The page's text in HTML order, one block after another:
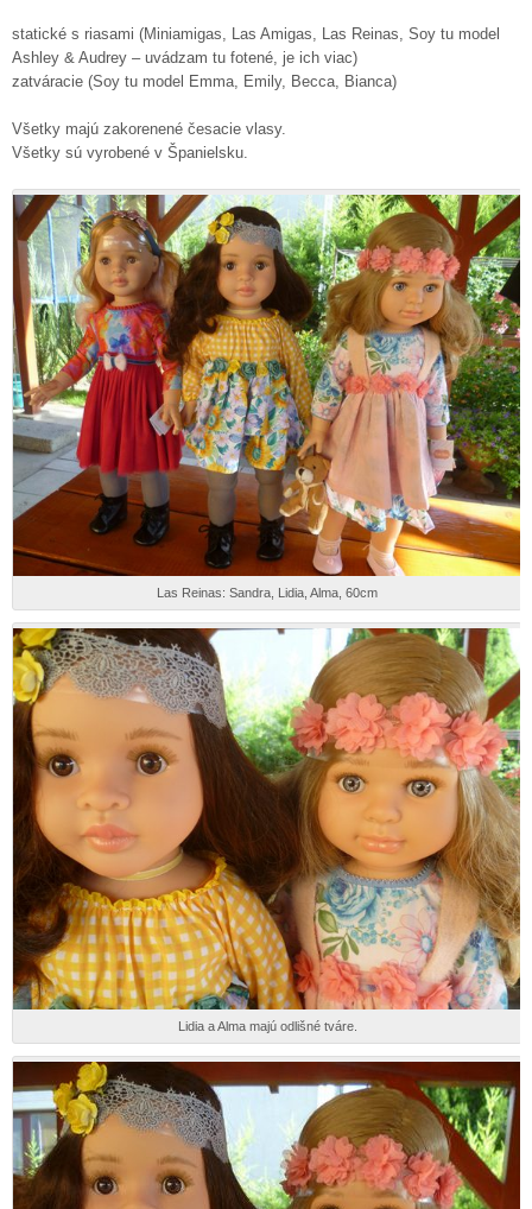
statické s riasami (Miniamigas, Las Amigas, Las Reinas, Soy tu model
Ashley & Audrey – uvádzam tu fotené, je ich viac)
zatváracie (Soy tu model Emma, Emily, Becca, Bianca)
Všetky majú zakorenené česacie vlasy.
Všetky sú vyrobené v Španielsku.
Las Reinas: Sandra, Lidia, Alma, 60cm
Lidia a Alma majú odlišné tváre.